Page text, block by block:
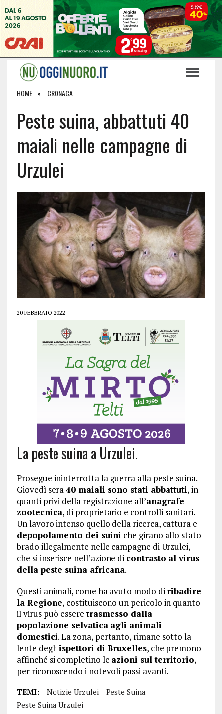
HOME CRONACA
Peste suina, abbattuti 40
maiali nelle campagne di
Urzulei
20 FEBBRAIO 2022
La peste suina a Urzulei.
Prosegue ininterrotta la guerra alla peste suina.
Giovedì sera40 maiali sono stati abbattuti, in
quanti privi della registrazione all’anagrafe
zootecnica, di proprietario e controlli sanitari.
Un lavoro intenso quello della ricerca, cattura e
depopolamento dei suini che girano allo stato
brado illegalmente nelle campagne di Urzulei,
che si inserisce nell’azione di contrasto al virus
della peste suina africana.
Questi animali, come ha avuto modo di ribadire
la Regione, costituiscono un pericolo in quanto
il virus può esseretrasmesso dalla
popolazione selvatica agli animali
domestici. La zona, pertanto, rimane sotto la
lente degliispettori di Bruxelles, che premono
affinché si completino le azioni sul territorio,
per riconoscendo i notevoli passi avanti.
TEMI: Notizie Urzulei
Peste Suina
Peste Suina Urzulei